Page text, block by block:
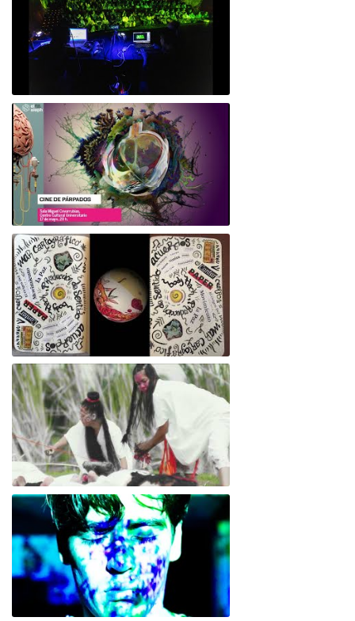
Alu*Cine o Cine de Párpados -Festival
Aleph mayo 2024
Teaser Alu*Cine o Cine de Párpados -
Festival Aleph mayo 2024
Empatía 6/ Amena Onírica
ORIGENESIS